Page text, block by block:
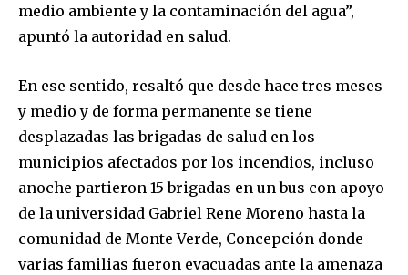
medio ambiente y la contaminación del agua”,
apuntó la autoridad en salud.
En ese sentido, resaltó que desde hace tres meses
y medio y de forma permanente se tiene
desplazadas las brigadas de salud en los
municipios afectados por los incendios, incluso
anoche partieron 15 brigadas en un bus con apoyo
de la universidad Gabriel Rene Moreno hasta la
comunidad de Monte Verde, Concepción donde
varias familias fueron evacuadas ante la amenaza